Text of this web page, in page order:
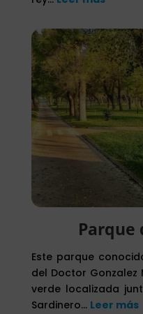
Parque
Este parque
del Doctor Gonzalez
verde localizada
Sardinero… Leer más